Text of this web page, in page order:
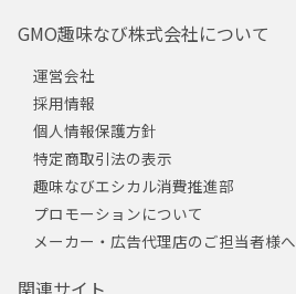
GMO趣味なび株式会社について
運営会社
採用情報
個人情報保護方針
特定商取引法の表示
趣味なびエシカル消費推進部
プロモーションについて
メーカー・広告代理店のご担当者様へ